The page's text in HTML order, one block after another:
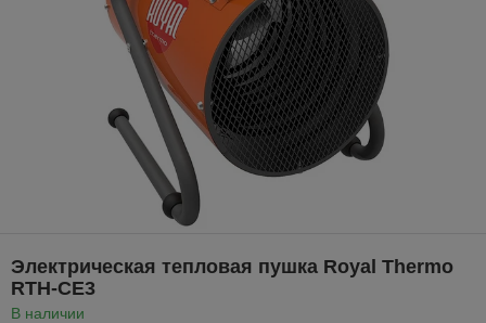
Электрическая тепловая пушка Royal Thermo
RTH-CE3
В наличии